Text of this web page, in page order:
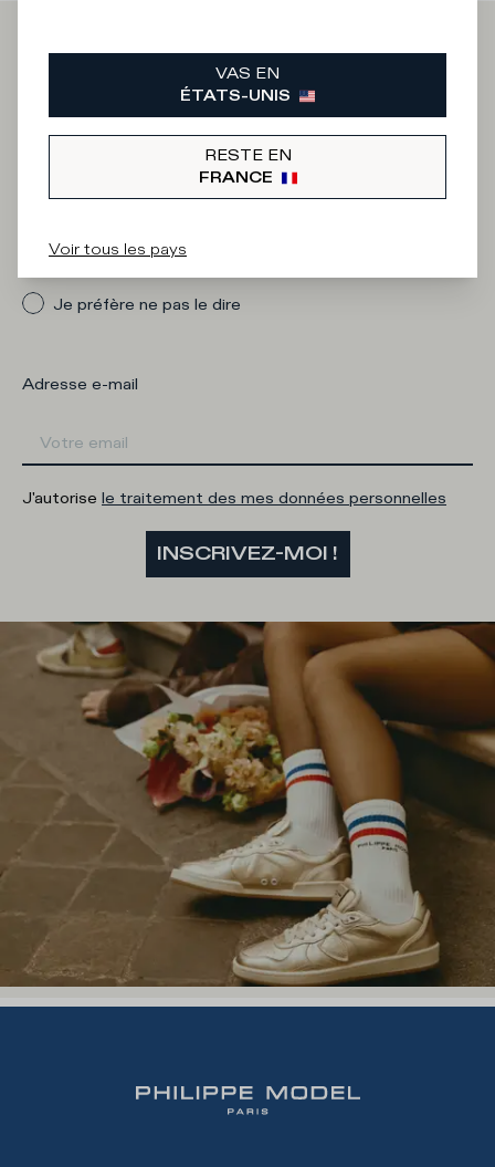
Iscriviti alla
Newsletter
Homme
Femme
Je préfère ne pas le dire
Adresse e-mail
J'autorise le traitement des mes données personnelles
INSCRIVEZ-MOI !
VAS EN
ÉTATS-UNIS
RESTE EN
FRANCE
Voir tous les pays